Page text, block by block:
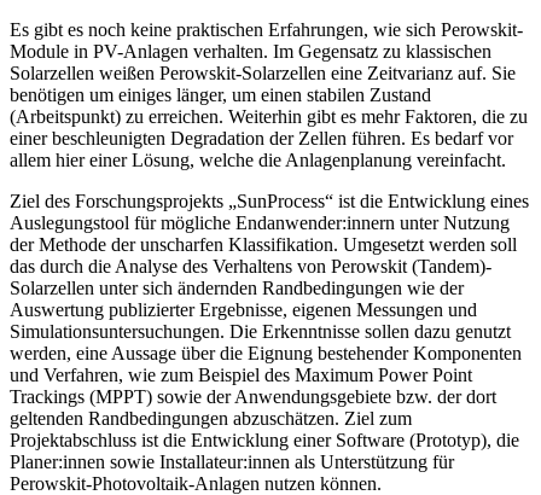
Es gibt es noch keine praktischen Erfahrungen, wie sich Perowskit-
Module in PV-Anlagen verhalten. Im Gegensatz zu klassischen
Solarzellen weißen Perowskit-Solarzellen eine Zeitvarianz auf. Sie
benötigen um einiges länger, um einen stabilen Zustand
(Arbeitspunkt) zu erreichen. Weiterhin gibt es mehr Faktoren, die zu
einer beschleunigten Degradation der Zellen führen. Es bedarf vor
allem hier einer Lösung, welche die Anlagenplanung vereinfacht.
Ziel des Forschungsprojekts „SunProcess“ ist die Entwicklung eines
Auslegungstool für mögliche Endanwender:innern unter Nutzung
der Methode der unscharfen Klassifikation. Umgesetzt werden soll
das durch die Analyse des Verhaltens von Perowskit (Tandem)-
Solarzellen unter sich ändernden Randbedingungen wie der
Auswertung publizierter Ergebnisse, eigenen Messungen und
Simulationsuntersuchungen. Die Erkenntnisse sollen dazu genutzt
werden, eine Aussage über die Eignung bestehender Komponenten
und Verfahren, wie zum Beispiel des Maximum Power Point
Trackings (MPPT) sowie der Anwendungsgebiete bzw. der dort
geltenden Randbedingungen abzuschätzen. Ziel zum
Projektabschluss ist die Entwicklung einer Software (Prototyp), die
Planer:innen sowie Installateur:innen als Unterstützung für
Perowskit-Photovoltaik-Anlagen nutzen können.